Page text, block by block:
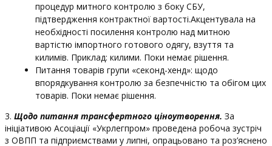
процедур митного контролю з боку СБУ,
підтвердження контрактної вартості.Акцентувала на
необхідності посилення контролю над митною
вартістю імпортного готового одягу, взуття та
килимів. Приклад: килими. Поки немає рішення.
Питання товарів групи «секонд-хенд»: щодо
впорядкування контролю за безпечністю та обігом цих
товарів. Поки немає рішення.
3. Щодо питання трансфертного ціноутворення. За
ініціативою Асоціації «Укрлегпром» проведена робоча зустріч
з ОВПП та підприємствами у липні, опрацьовано та роз’яснено